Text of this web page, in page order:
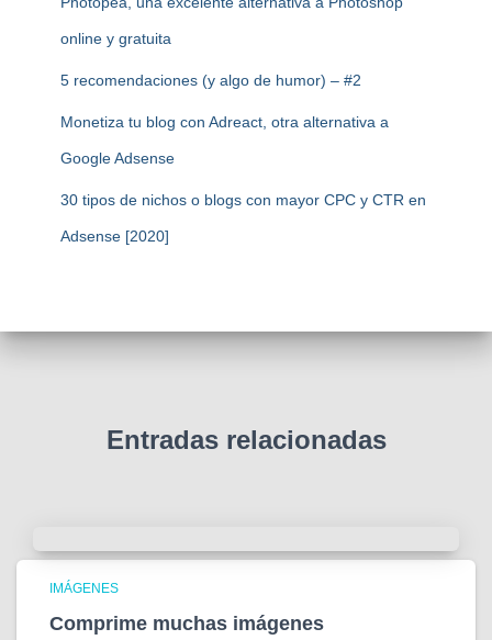
online y gratuita
5 recomendaciones (y algo de humor) – #2
Monetiza tu blog con Adreact, otra alternativa a
Google Adsense
30 tipos de nichos o blogs con mayor CPC y CTR en
Adsense [2020]
Entradas relacionadas
IMÁGENES
Comprime muchas imágenes